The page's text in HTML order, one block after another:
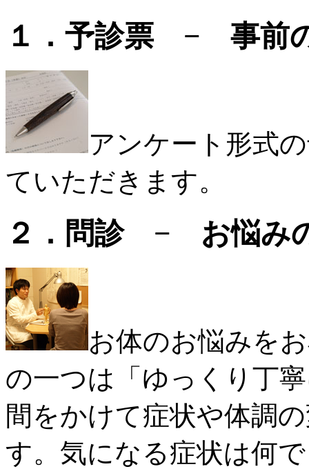
１．予診票 − 事前
アンケート形式
ていただきます。
２．問診 − お悩み
お体のお悩みを
の一つは「 ゆっくり丁
間をかけて症状や体調
す。気になる症状は何